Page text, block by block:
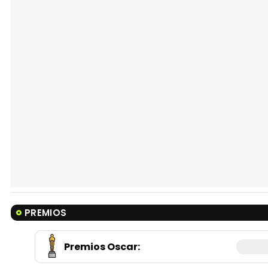
PREMIOS
Premios Oscar: